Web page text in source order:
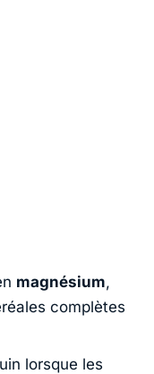
magnésium,
complètes
lorsque les